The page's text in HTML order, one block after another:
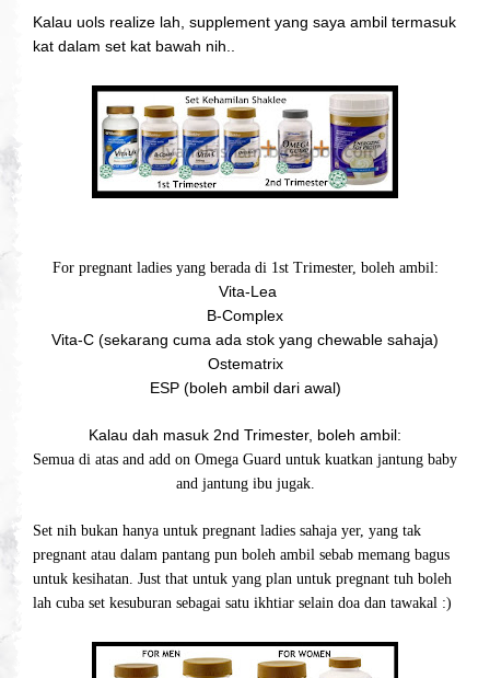
Kalau uols realize lah, supplement yang saya ambil termasuk
kat dalam set kat bawah nih..
For pregnant ladies yang berada di 1st Trimester, boleh ambil:
Vita-Lea
B-Complex
Vita-C (sekarang cuma ada stok yang chewable sahaja)
Ostematrix
ESP (boleh ambil dari awal)
Kalau dah masuk 2nd Trimester, boleh ambil:
Semua di atas and add on Omega Guard untuk kuatkan jantung baby
and jantung ibu jugak.
Set nih bukan hanya untuk pregnant ladies sahaja yer, yang tak
pregnant atau dalam pantang pun boleh ambil sebab memang bagus
untuk kesihatan. Just that untuk yang plan untuk pregnant tuh boleh
lah cuba set kesuburan sebagai satu ikhtiar selain doa dan tawakal :)